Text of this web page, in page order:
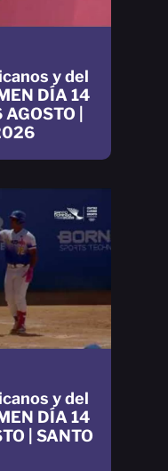
y del
DÍA 14
| SANTO
y del
DÍA 14
|